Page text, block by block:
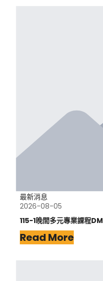
最新消息
2026-08-05
115-1晚間多元專業課程DM
Read More